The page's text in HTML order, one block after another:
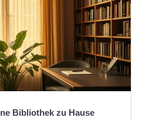
Bibliothek zu Hause